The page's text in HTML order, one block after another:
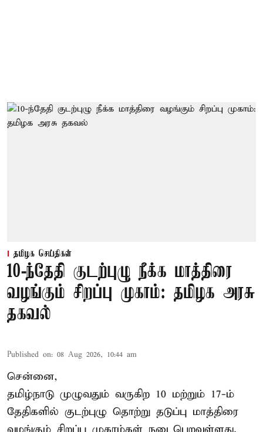
தமிழக செய்திகள்
10-ந்தேதி குடற்புழு நீக்க மாத்திரை
வழங்கும் சிறப்பு முகாம்: தமிழக அரசு
தகவல்
Published on: 08 Aug 2026, 10:44 am
சென்னை,
தமிழ்நாடு முழுவதும் வருகிற 10 மற்றும் 17-ம்
தேதிகளில் குடற்புழு தொற்று தடுப்பு மாத்திரை